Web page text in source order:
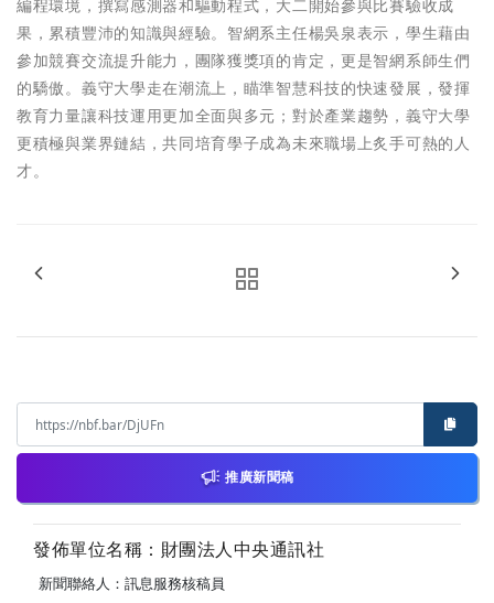
編程環境，撰寫感測器和驅動程式，大二開始參與比賽驗收成
果，累積豐沛的知識與經驗。智網系主任楊吳泉表示，學生藉由
參加競賽交流提升能力，團隊獲獎項的肯定，更是智網系師生們
的驕傲。義守大學走在潮流上，瞄準智慧科技的快速發展，發揮
教育力量讓科技運用更加全面與多元；對於產業趨勢，義守大學
更積極與業界鏈結，共同培育學子成為未來職場上炙手可熱的人
才。
推廣新聞稿
發佈單位名稱：財團法人中央通訊社
新聞聯絡人：訊息服務核稿員